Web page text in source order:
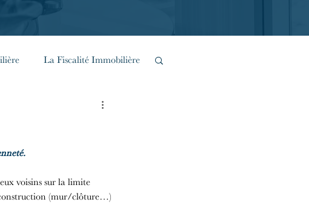
La Fiscalité Immobilière
Inventions Urbaines
voisins sur la limite
construction (mur/clôture…)